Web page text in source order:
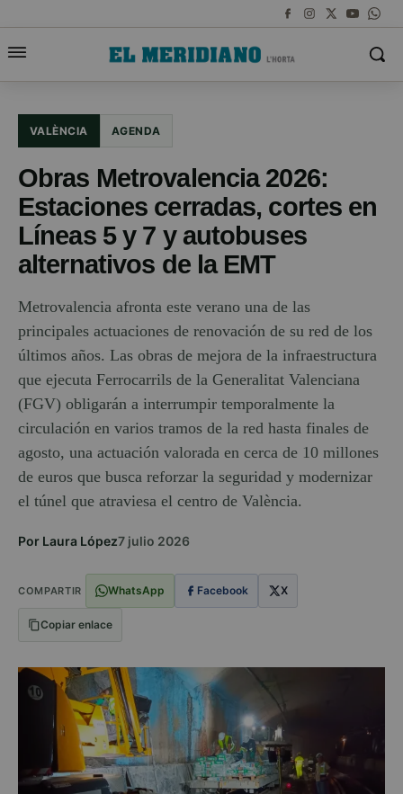
VALÈNCIA AGENDA
Obras Metrovalencia 2026:
Estaciones cerradas, cortes en
Líneas 5 y 7 y autobuses
alternativos de la EMT
Metrovalencia afronta este verano una de las
principales actuaciones de renovación de su red de los
últimos años. Las obras de mejora de la infraestructura
que ejecuta Ferrocarrils de la Generalitat Valenciana
(FGV) obligarán a interrumpir temporalmente la
circulación en varios tramos de la red hasta finales de
agosto, una actuación valorada en cerca de 10 millones
de euros que busca reforzar la seguridad y modernizar
el túnel que atraviesa el centro de València.
Por Laura López7 julio 2026
COMPARTIR WhatsApp Facebook X
Copiar enlace